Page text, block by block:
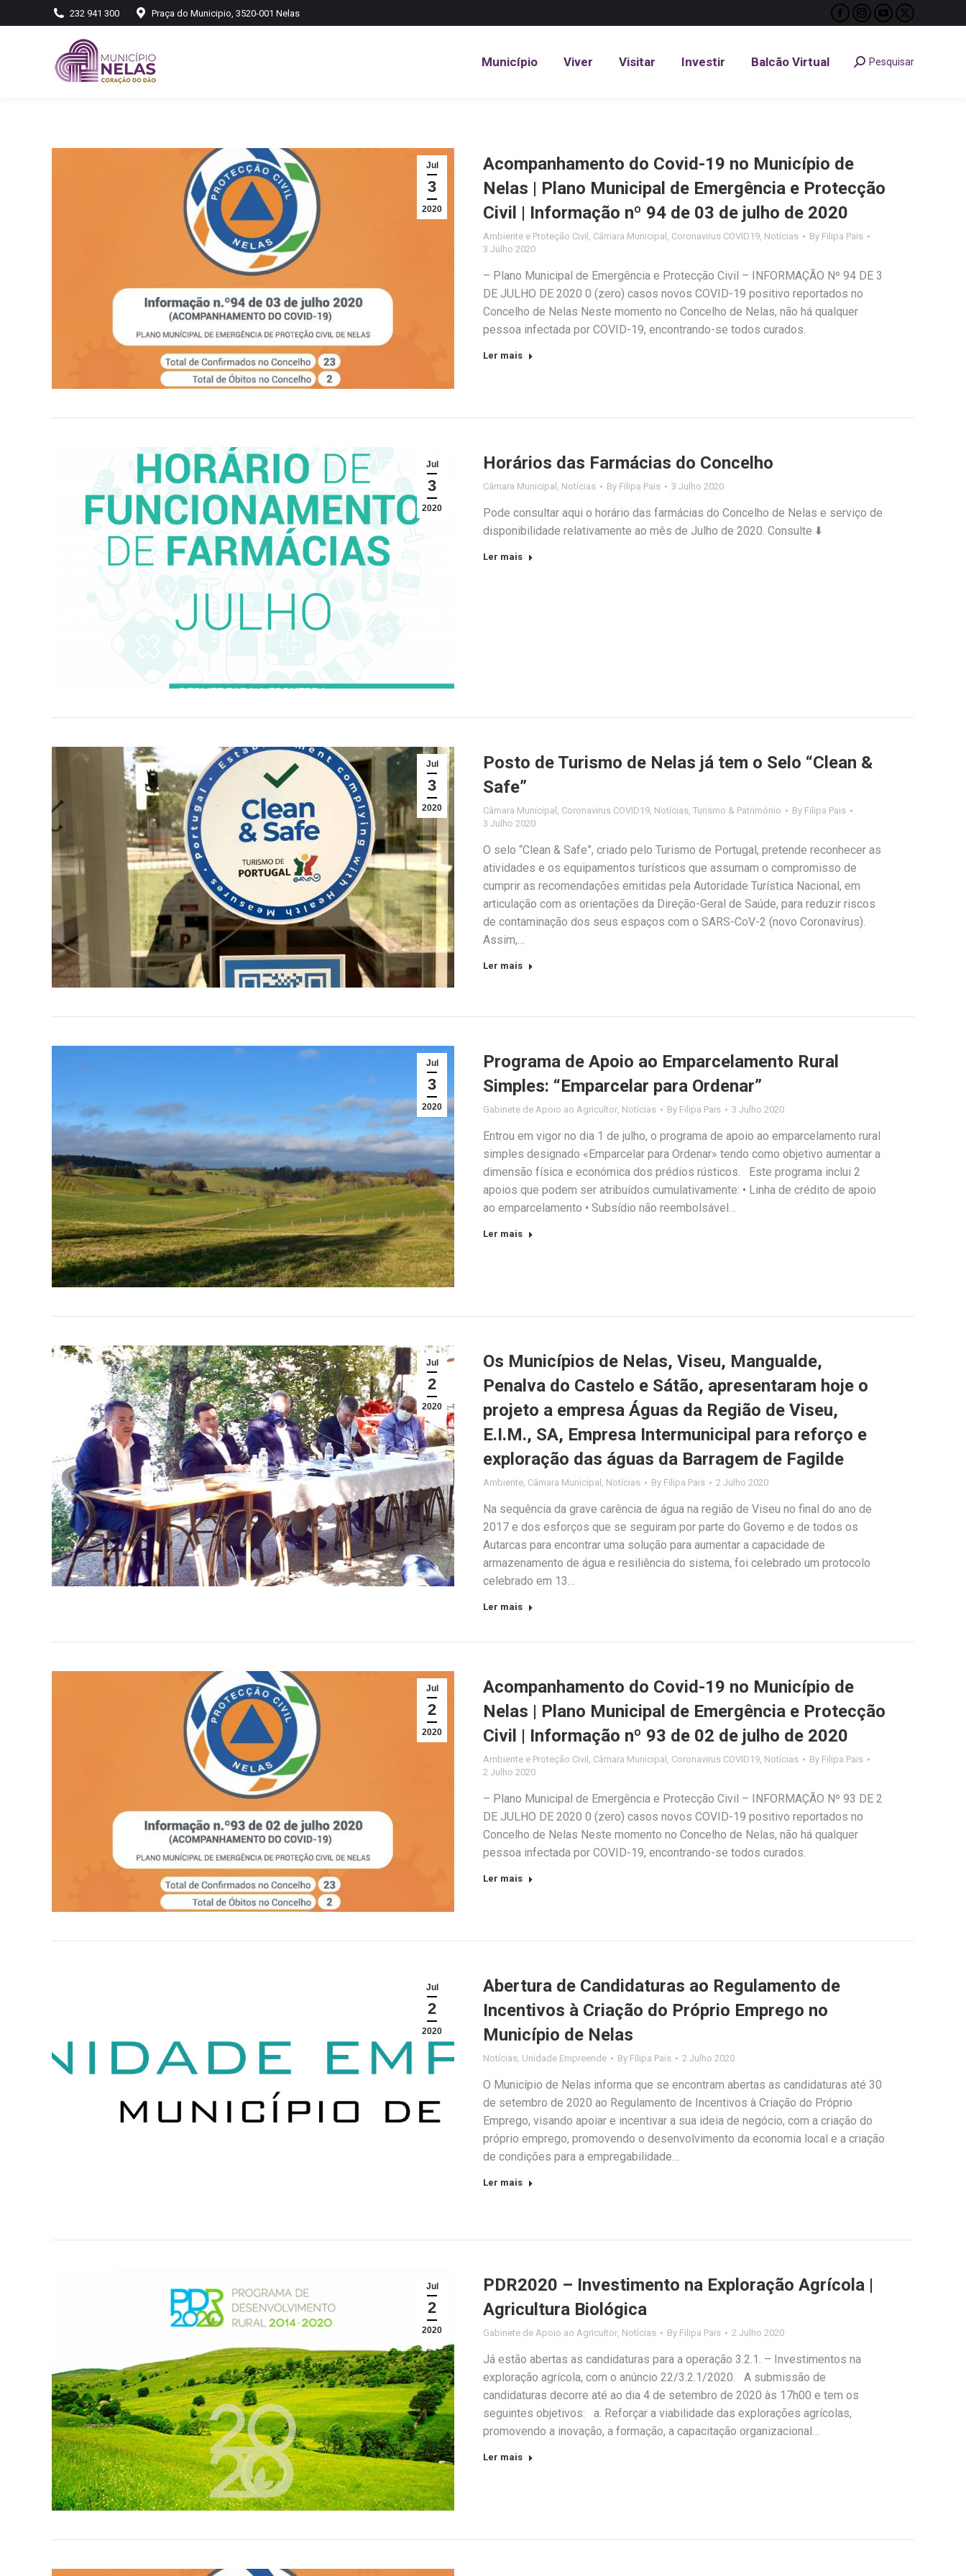
232 941 300 Praça do Municipio, 3520-001 Nelas
Facebook
opens
Instagram
opens
YouTube
opens
X
opens
Município Viver Visitar Investir Balcão Virtual Search:Pesquisar
Jul
3
2020
Acompanhamento do Covid-19 no Município de
Nelas | Plano Municipal de Emergência e Protecção
Civil | Informação nº 94 de 03 de julho de 2020
Ambiente e Proteção Civil , Câmara Municipal , Coronavirus COVID19, Notícias By Filipa Pais
3 Julho 2020
– Plano Municipal de Emergência e Protecção Civil – INFORMAÇÃO Nº 94 DE 3
DE JULHO DE 2020 0 (zero) casos novos COVID-19 positivo reportados no
Concelho de Nelas Neste momento no Concelho de Nelas, não há qualquer
pessoa infectada por COVID-19, encontrando-se todos curados.
Ler mais
Jul
3
2020
Horários das Farmácias do Concelho
Câmara Municipal , Notícias By Filipa Pais 3 Julho 2020
Pode consultar aqui o horário das farmácias do Concelho de Nelas e serviço de
disponibilidade relativamente ao mês de Julho de 2020. Consulte ⬇️
Ler mais
Jul
3
2020
Posto de Turismo de Nelas já tem o Selo “Clean &
Safe”
Câmara Municipal Coronavirus COVID19 Notícias Turismo & Património By Filipa Pais
3 Julho 2020
O selo “Clean & Safe”, criado pelo Turismo de Portugal, pretende reconhecer as
atividades e os equipamentos turísticos que assumam o compromisso de
cumprir as recomendações emitidas pela Autoridade Turística Nacional, em
articulação com as orientações da Direção-Geral de Saúde, para reduzir riscos
de contaminação dos seus espaços com o SARS-CoV-2 (novo Coronavírus).
Assim,…
Ler mais
Jul
3
2020
Programa de Apoio ao Emparcelamento Rural
Simples: “Emparcelar para Ordenar”
Gabinete de Apoio ao Agricultor, Notícias By Filipa Pais 3 Julho 2020
Entrou em vigor no dia 1 de julho, o programa de apoio ao emparcelamento rural
simples designado «Emparcelar para Ordenar» tendo como objetivo aumentar a
dimensão física e económica dos prédios rústicos. Este programa inclui 2
apoios que podem ser atribuídos cumulativamente: • Linha de crédito de apoio
ao emparcelamento • Subsídio não reembolsável…
Ler mais
Jul
2
2020
Os Municípios de Nelas, Viseu, Mangualde,
Penalva do Castelo e Sátão, apresentaram hoje o
projeto a empresa Águas da Região de Viseu,
E.I.M., SA, Empresa Intermunicipal para reforço e
exploração das águas da Barragem de Fagilde
Ambiente Câmara Municipal Notícias By Filipa Pais 2 Julho 2020
Na sequência da grave carência de água na região de Viseu no final do ano de
2017 e dos esforços que se seguiram por parte do Governo e de todos os
Autarcas para encontrar uma solução para aumentar a capacidade de
armazenamento de água e resiliência do sistema, foi celebrado um protocolo
celebrado em 13…
Ler mais
Jul
2
2020
Acompanhamento do Covid-19 no Município de
Nelas | Plano Municipal de Emergência e Protecção
Civil | Informação nº 93 de 02 de julho de 2020
Ambiente e Proteção Civil Câmara Municipal Coronavirus COVID19 Notícias By Filipa Pais
2 Julho 2020
– Plano Municipal de Emergência e Protecção Civil – INFORMAÇÃO Nº 93 DE 2
DE JULHO DE 2020 0 (zero) casos novos COVID-19 positivo reportados no
Concelho de Nelas Neste momento no Concelho de Nelas, não há qualquer
pessoa infectada por COVID-19, encontrando-se todos curados.
Ler mais
Jul
2
2020
Abertura de Candidaturas ao Regulamento de
Incentivos à Criação do Próprio Emprego no
Município de Nelas
Notícias, Unidade Empreende By Filipa Pais 2 Julho 2020
O Município de Nelas informa que se encontram abertas as candidaturas até 30
de setembro de 2020 ao Regulamento de Incentivos à Criação do Próprio
Emprego, visando apoiar e incentivar a sua ideia de negócio, com a criação do
próprio emprego, promovendo o desenvolvimento da economia local e a criação
de condições para a empregabilidade…
Ler mais
Jul
2
2020
PDR2020 – Investimento na Exploração Agrícola |
Agricultura Biológica
Gabinete de Apoio ao Agricultor, Notícias By Filipa Pais 2 Julho 2020
Já estão abertas as candidaturas para a operação 3.2.1. – Investimentos na
exploração agrícola, com o anúncio 22/3.2.1/2020. A submissão de
candidaturas decorre até ao dia 4 de setembro de 2020 às 17h00 e tem os
seguintes objetivos: a. Reforçar a viabilidade das explorações agrícolas,
promovendo a inovação, a formação, a capacitação organizacional…
Ler mais
Município Viver Visitar Investir Balcão Virtual Search:
Pesquisar